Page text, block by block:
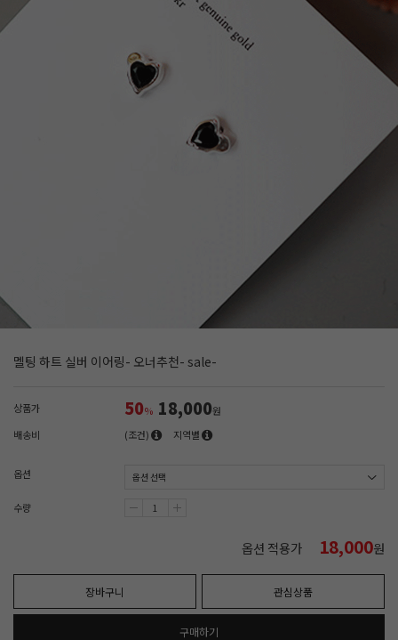
멜팅 하트 실버 이어링- 오너추천- sale-
상품가 50% 18,000원
배송비
(조건) 지역별
옵션
수량
옵션 적용가 18,000원
장바구니 관심상품
구매하기